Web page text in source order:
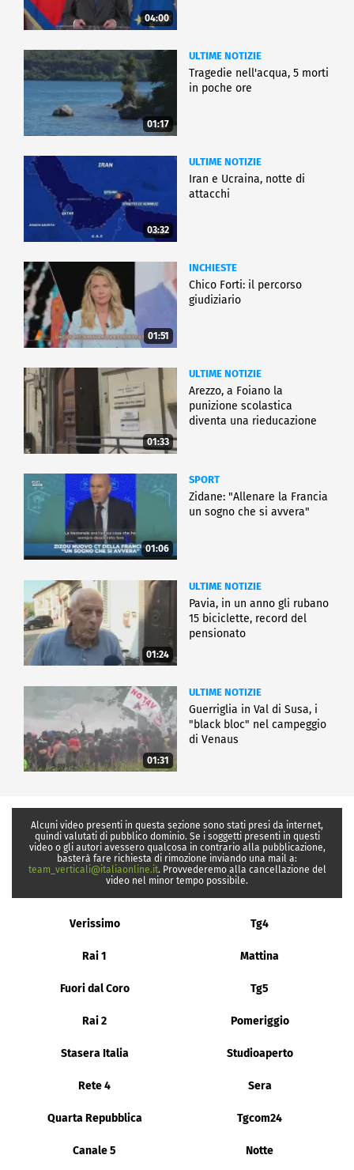
04:00
01:17
ULTIME NOTIZIE
Tragedie nell'acqua, 5 morti
in poche ore
03:32
ULTIME NOTIZIE
Iran e Ucraina, notte di
attacchi
01:51
INCHIESTE
Chico Forti: il percorso
giudiziario
01:33
ULTIME NOTIZIE
Arezzo, a Foiano la
punizione scolastica
diventa una rieducazione
01:06
SPORT
Zidane: "Allenare la Francia
un sogno che si avvera"
01:24
ULTIME NOTIZIE
Pavia, in un anno gli rubano
15 biciclette, record del
pensionato
01:31
ULTIME NOTIZIE
Guerriglia in Val di Susa, i
"black bloc" nel campeggio
di Venaus
Alcuni video presenti in questa sezione sono stati presi da internet,
quindi valutati di pubblico dominio. Se i soggetti presenti in questi
video o gli autori avessero qualcosa in contrario alla pubblicazione,
basterà fare richiesta di rimozione inviando una mail a:
team_verticali@italiaonline.it. Provvederemo alla cancellazione del
video nel minor tempo possibile.
Verissimo Tg4
Rai 1 Mattina
Fuori dal Coro Tg5
Rai 2 Pomeriggio
Stasera Italia Studioaperto
Rete 4 Sera
Quarta Repubblica Tgcom24
Canale 5 Notte